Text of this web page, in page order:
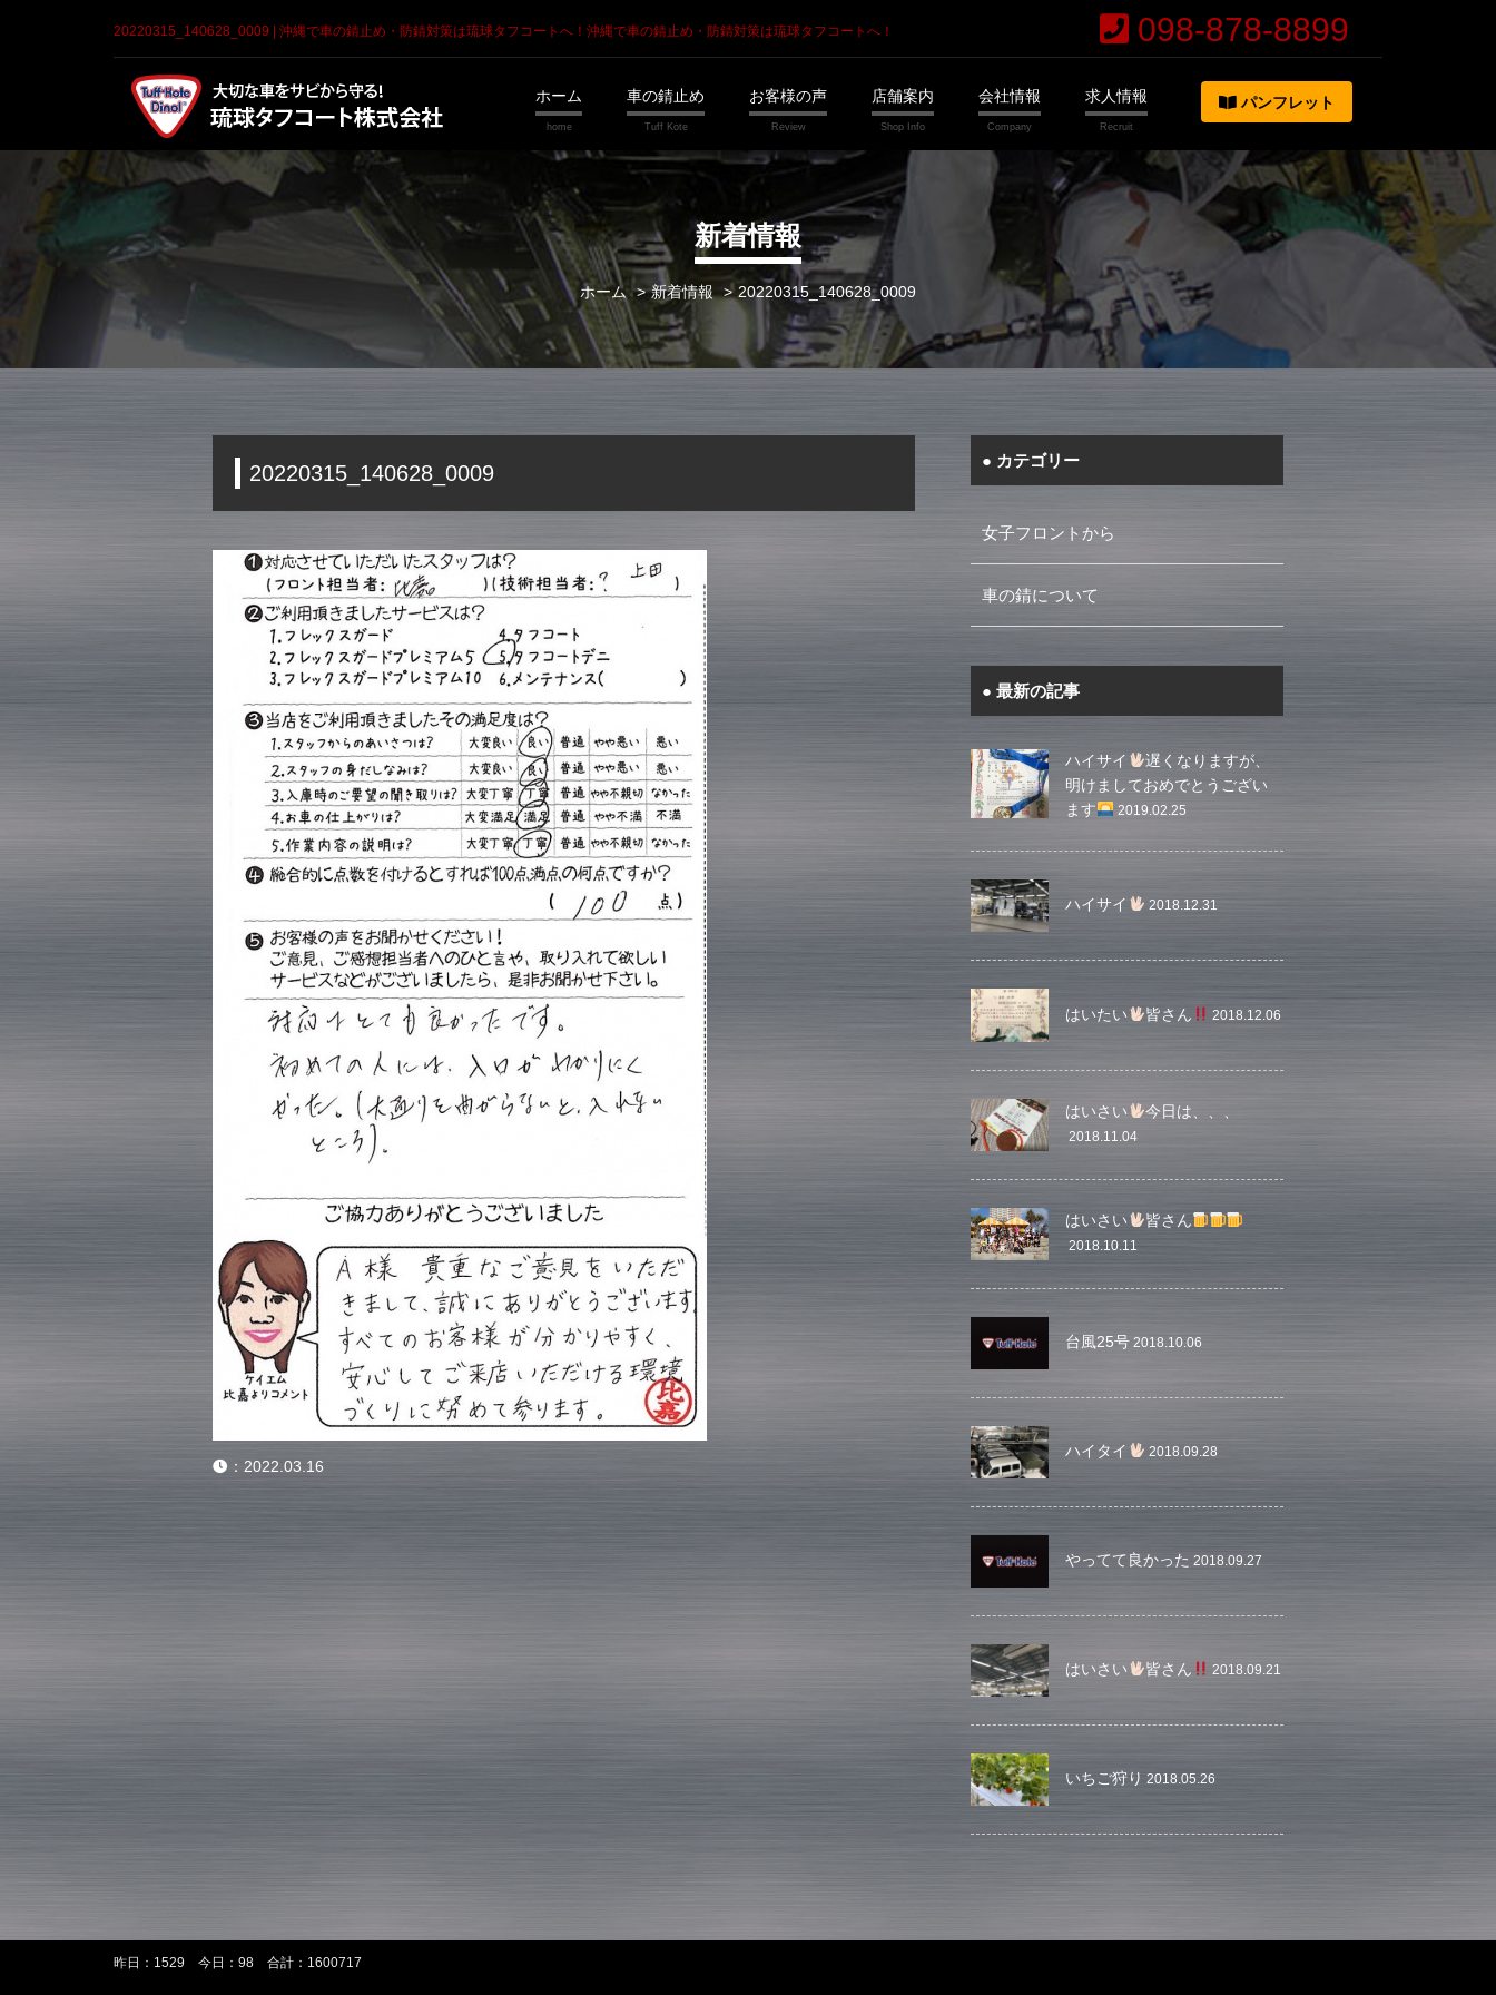
20220315_140628_0009 | 沖縄で車の錆止め・防錆対策は琉球タフコートへ！ 沖縄で車の錆止め・防錆対策は琉球タフコートへ！ 098-878-8899
ホーム 車の錆止め お客様の声 店舗案内 会社情報 求人情報 パンフレット
新着情報
ホーム 新着情報 20220315_140628_0009
20220315_140628_0009
： 2022.03.16
カテゴリー
女子フロントから
車の錆について
最新の記事
ハイサイ
遅くなりますが、
明けましておめでとうござい
ます
2019.02.25
ハイサイ 2018.12.31
はいたい 皆さん 2018.12.06
はいさい 今日は、、、
2018.11.04
はいさい 皆さん
2018.10.11
台風25号 2018.10.06
ハイタイ 2018.09.28
やってて良かった 2018.09.27
はいさい 皆さん 2018.09.21
いちご狩り 2018.05.26
昨日：1529 今日：98 合計：1600717